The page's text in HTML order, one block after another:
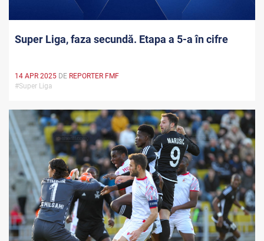
Super Liga, faza secundă. Etapa a 5-a în cifre
14 APR 2025 DE REPORTER FMF
#Super Liga